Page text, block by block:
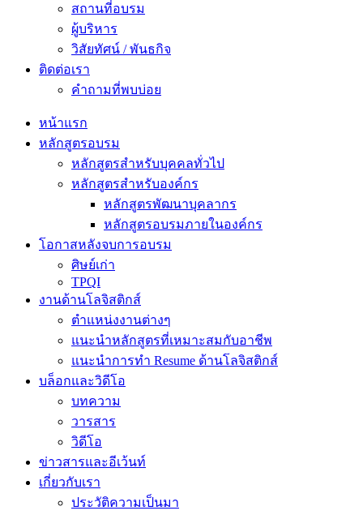
สถานที่อบรม
ผู้บริหาร
วิสัยทัศน์ / พันธกิจ
ติดต่อเรา
คำถามที่พบบ่อย
หน้าแรก
หลักสูตรอบรม
หลักสูตรสำหรับบุคคลทั่วไป
หลักสูตรสำหรับองค์กร
หลักสูตรพัฒนาบุคลากร
หลักสูตรอบรมภายในองค์กร
โอกาสหลังจบการอบรม
ศิษย์เก่า
TPQI
งานด้านโลจิสติกส์
ตำแหน่งงานต่างๆ
แนะนำหลักสูตรที่เหมาะสมกับอาชีพ
แนะนำการทำ Resume ด้านโลจิสติกส์
บล็อกและวิดีโอ
บทความ
วารสาร
วิดีโอ
ข่าวสารและอีเว้นท์
เกี่ยวกับเรา
ประวัติความเป็นมา